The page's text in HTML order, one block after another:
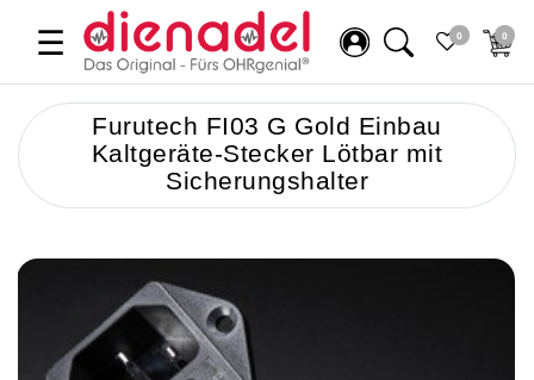
☰ 0 0
Furutech FI03 G Gold Einbau
Kaltgeräte-Stecker Lötbar mit
Sicherungshalter